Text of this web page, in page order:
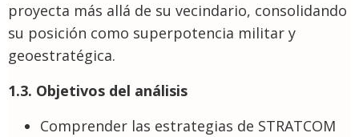
proyecta más allá de su vecindario, consolidando
su posición como superpotencia militar y
geoestratégica.
1.3. Objetivos del análisis
Comprender las estrategias de STRATCOM